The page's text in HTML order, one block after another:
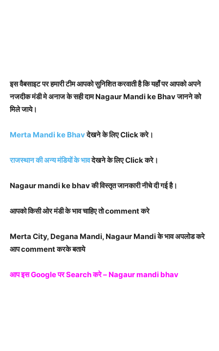
इस वैबसाइट पर हमारी टीम आपको सुनिशित करवाती है कि यहाँ पर आपको अपने
नजदीक मंडी मे अनाज के सही दाम Nagaur Mandi ke Bhav जानने को
मिले जाये।
Merta Mandi ke Bhavदेखने के लिए Click करे।
राजस्थान की अन्य मंडियों के भावदेखने के लिए Click करे।
Nagaur mandi ke bhav की विस्तृत जानकारी नीचे दी गई है।
आपको किसी ओर मंडी के भाव चाहिए तो comment करे
Merta City, Degana Mandi, Nagaur Mandi के भाव अपलोड करे
आप comment करके बताये
आप इस Google पर Search करे – Nagaur mandi bhav